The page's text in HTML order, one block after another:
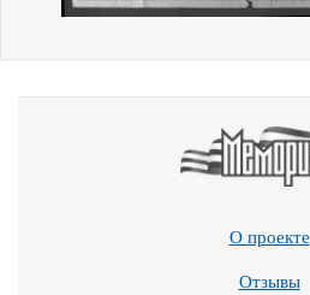
О проекте
Отзывы